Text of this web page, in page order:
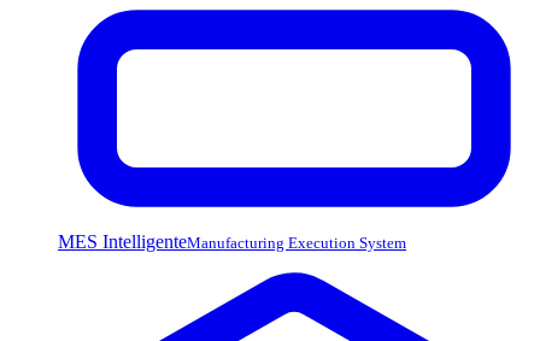
MES IntelligenteManufacturing Execution System